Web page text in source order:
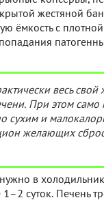
жестяной
ёмкость с
весь свой
При этом
сухим и
желающих
в
1–2 суток. Печень